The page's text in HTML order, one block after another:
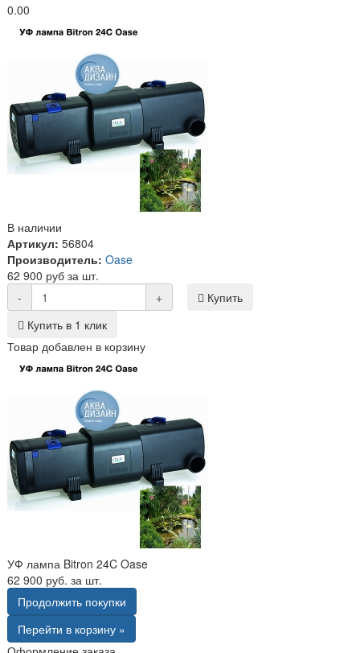
0.00
В наличии
Артикул: 56804
Производитель: Oase
62 900 руб за шт.
-
+
Купить
Купить в 1 клик
Товар добавлен в корзину
УФ лампа Bitron 24C Oase
62 900 руб. за шт.
Продолжить покупки
Перейти в корзину »